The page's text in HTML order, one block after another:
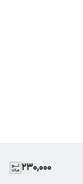
230,000